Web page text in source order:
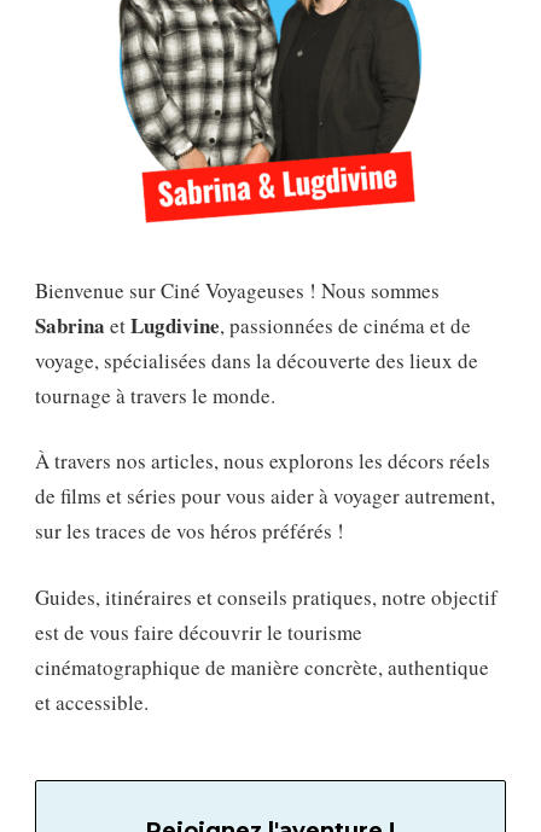
Bienvenue sur Ciné Voyageuses ! Nous sommes
Sabrina etLugdivine, passionnées de cinéma et de
voyage, spécialisées dans la découverte des lieux de
tournage à travers le monde.
À travers nos articles, nous explorons les décors réels
de films et séries pour vous aider à voyager autrement,
sur les traces de vos héros préférés !
Guides, itinéraires et conseils pratiques, notre objectif
est de vous faire découvrir le tourisme
cinématographique de manière concrète, authentique
et accessible.